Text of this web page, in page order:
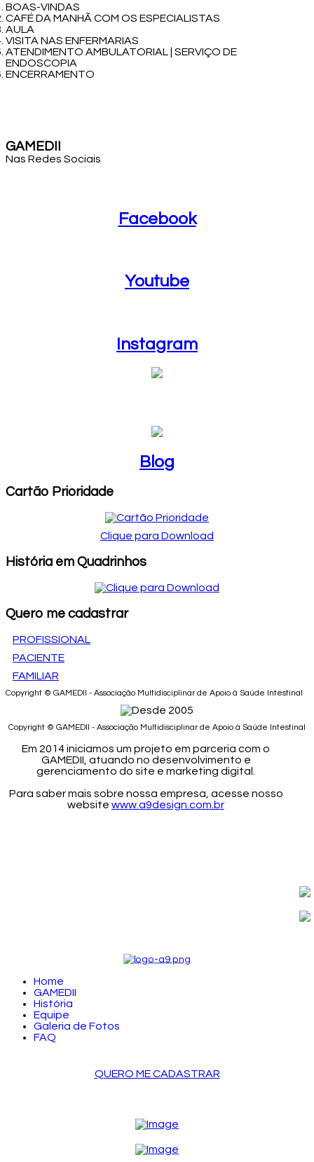
BOAS-VINDAS
CAFÉ DA MANHÃ COM OS ESPECIALISTAS
AULA
VISITA NAS ENFERMARIAS
ATENDIMENTO AMBULATORIAL | SERVIÇO DE
ENDOSCOPIA
ENCERRAMENTO
GAMEDII
Nas Redes Sociais
Facebook
Youtube
Instagram
Blog
Cartão Prioridade
Clique para Download
História em Quadrinhos
Quero me cadastrar
PROFISSIONAL
PACIENTE
FAMILIAR
Copyright © GAMEDII - Associação Multidisciplinar de Apoio à Saúde Intestinal
Copyright © GAMEDII - Associação Multidisciplinar de Apoio à Saúde Intestinal
Em 2014 iniciamos um projeto em parceria com o
GAMEDII, atuando no desenvolvimento e
gerenciamento do site e marketing digital.
Para saber mais sobre nossa empresa, acesse nosso
website www.a9design.com.br
Home
GAMEDII
História
Equipe
Galeria de Fotos
FAQ
QUERO ME CADASTRAR